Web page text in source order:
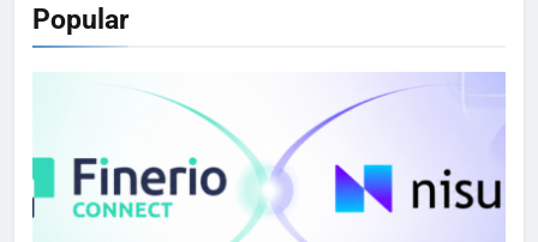
Popular